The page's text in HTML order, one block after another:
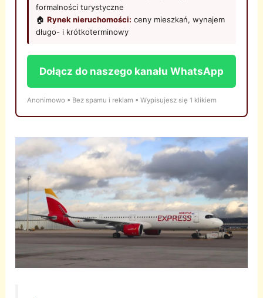
formalności turystyczne
🏠Rynek nieruchomości: ceny mieszkań, wynajem
długo- i krótkoterminowy
Dołącz do naszego kanału WhatsApp
Anonimowo • Bez spamu i reklam • Wypisujesz się 1 klikiem